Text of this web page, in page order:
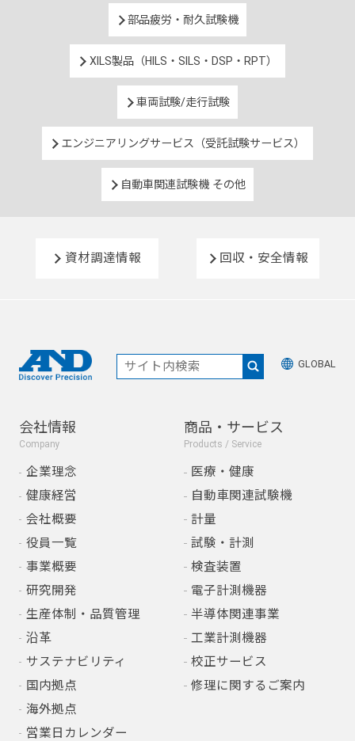
部品疲労・耐久試験機
XILS製品（HILS・SILS・DSP・RPT）
車両試験/走行試験
エンジニアリングサービス（受託試験サービス）
自動車関連試験機 その他
資材調達情報 回収・安全情報
GLOBAL
会社情報
Company
企業理念
健康経営
会社概要
役員一覧
事業概要
研究開発
生産体制・品質管理
沿革
サステナビリティ
国内拠点
海外拠点
営業日カレンダー
商品・サービス
Products / Service
医療・健康
自動車関連試験機
計量
試験・計測
検査装置
電子計測機器
半導体関連事業
工業計測機器
校正サービス
修理に関するご案内